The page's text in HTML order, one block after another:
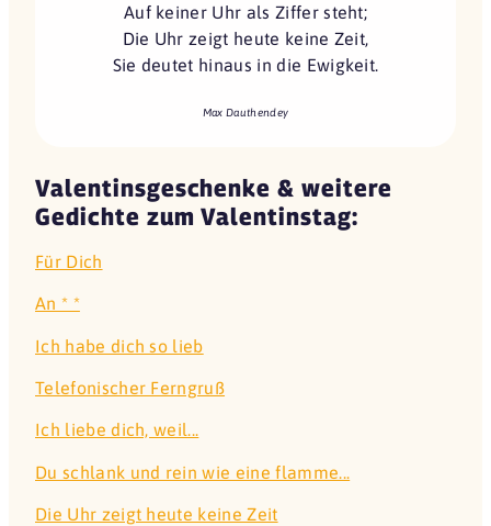
Auf keiner Uhr als Ziffer steht;
Die Uhr zeigt heute keine Zeit,
Sie deutet hinaus in die Ewigkeit.
Max Dauthendey
Valentinsgeschenke & weitere
Gedichte zum Valentinstag:
Für Dich
An * *
Ich habe dich so lieb
Telefonischer Ferngruß
Ich liebe dich, weil...
Du schlank und rein wie eine flamme...
Die Uhr zeigt heute keine Zeit